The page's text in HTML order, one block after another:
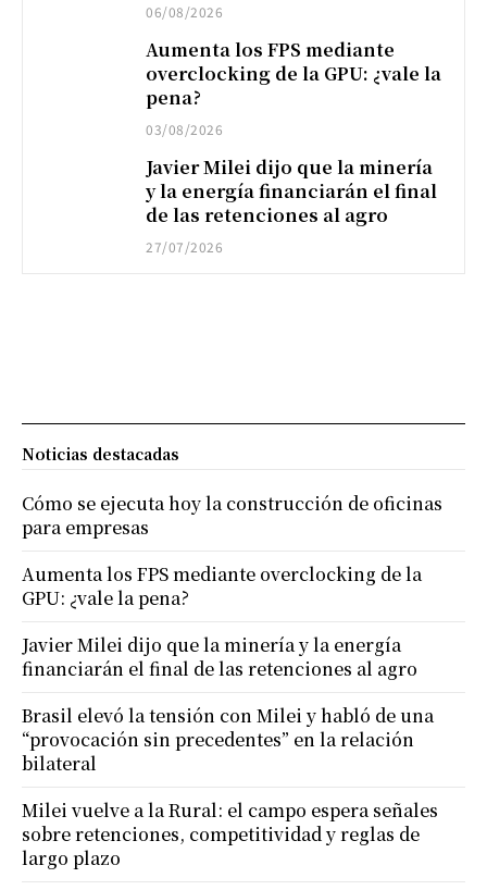
06/08/2026
Aumenta los FPS mediante
overclocking de la GPU: ¿vale la
pena?
03/08/2026
Javier Milei dijo que la minería
y la energía financiarán el final
de las retenciones al agro
27/07/2026
Noticias destacadas
Cómo se ejecuta hoy la construcción de oficinas
para empresas
Aumenta los FPS mediante overclocking de la
GPU: ¿vale la pena?
Javier Milei dijo que la minería y la energía
financiarán el final de las retenciones al agro
Brasil elevó la tensión con Milei y habló de una
“provocación sin precedentes” en la relación
bilateral
Milei vuelve a la Rural: el campo espera señales
sobre retenciones, competitividad y reglas de
largo plazo